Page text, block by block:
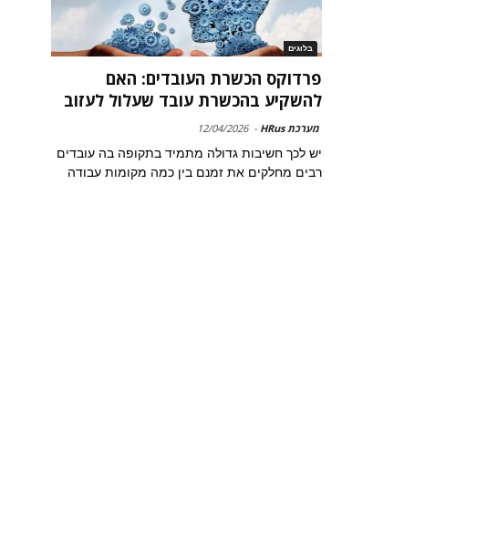
בלוגים
פרדוקס הכשרת העובדים: האם
להשקיע בהכשרת עובד שעלול לעזוב
מערכת HRus -
12/04/2026
יש לכך חשיבות גדולה מתמיד בתקופה בה עובדים
רבים מחלקים את זמנם בין כמה מקומות עבודה